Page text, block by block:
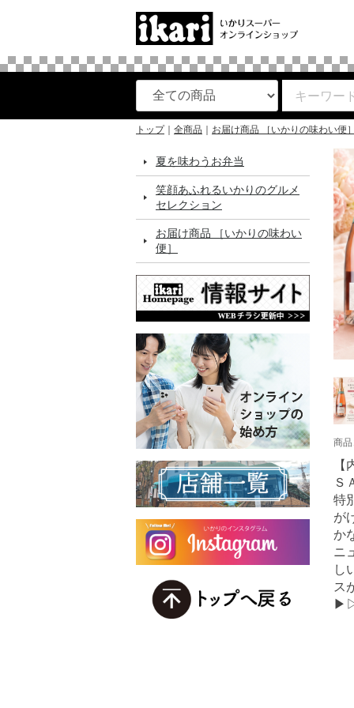
トップ 全商品 お届け商品 ［いかりの味わい便
夏を味わうお弁当
笑顔あふれるいかりのグルメ
セレクション
お届け商品 ［いかりの味わい
便］
商
Ｓ
特
が
か
ニ
し
ス